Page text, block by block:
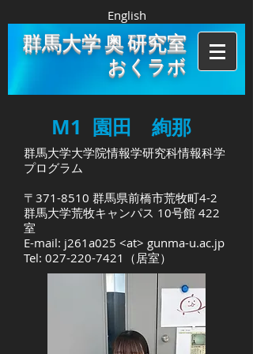
English
群馬大学 奥 研究室
おくラボ
M1 園田 絢那
群馬大学大学院情報学研究科情報科学
プログラム
〒371-8510 群馬県前橋市荒牧町4-2
群馬大学荒牧キャンパス 10号館 422
室
E-mail: j261a025 <at> gunma-u.ac.jp
Tel: 027-220-7421 （居室）